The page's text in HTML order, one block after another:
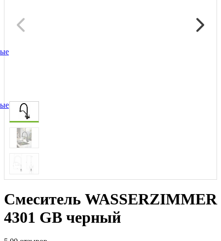
Смеситель WASSERZIMMER
4301 GB черный